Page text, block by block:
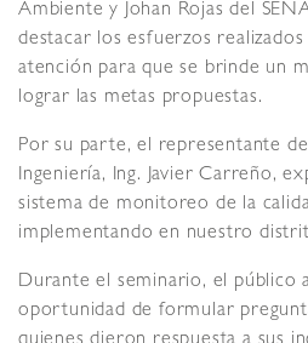
Ambiente y Johan Rojas del
destacar los esfuerzos
atención para que se brinde un
lograr las metas propuestas.
Por su parte, el representante
Ingeniería, Ing. Javier Carreño,
sistema de monitoreo de la
implementando en nuestro
Durante el seminario, el público
oportunidad de formular